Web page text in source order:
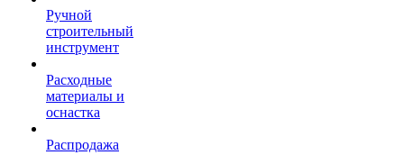
Ручной
строительный
инструмент
Расходные
материалы и
оснастка
Распродажа